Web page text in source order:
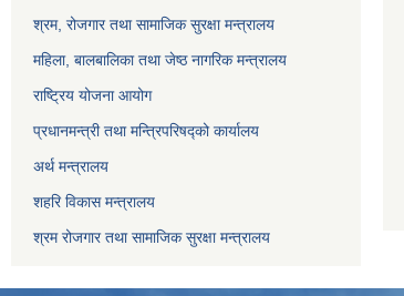
श्रम, रोजगार तथा सामाजिक सुरक्षा मन्त्रालय
महिला, बालबालिका तथा जेष्ठ नागरिक मन्त्रालय
राष्ट्रिय योजना आयोग
प्रधानमन्त्री तथा मन्त्रिपरिषद्को कार्यालय
अर्थ मन्त्रालय
शहरि विकास मन्त्रालय
श्रम रोजगार तथा सामाजिक सुरक्षा मन्त्रालय